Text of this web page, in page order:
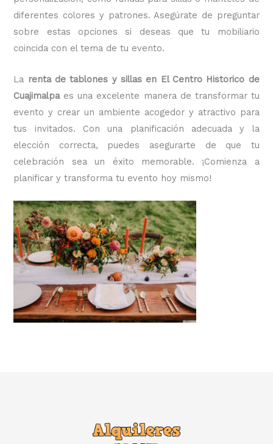
diferentes colores y patrones. Asegúrate de preguntar
sobre estas opciones si deseas que tu mobiliario
coincida con el tema de tu evento.
La renta de tablones y sillas en El Centro Historico de
Cuajimalpa es una excelente manera de transformar tu
evento y crear un ambiente acogedor y atractivo para
tus invitados. Con una planificación adecuada y la
elección correcta, puedes asegurarte de que tu
celebración sea un éxito memorable. ¡Comienza a
planificar y transforma tu evento hoy mismo!